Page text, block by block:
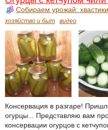
Собираем урожай:
хозяйство и быт видео
Консервация в разгаре!
огурцы... Представляю вам
консервации огурцов с